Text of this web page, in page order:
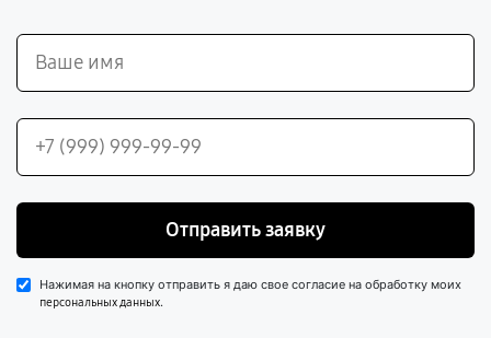
Отправить заявку
Нажимая на кнопку отправить я даю свое согласие на обработку моих
персональных данных.